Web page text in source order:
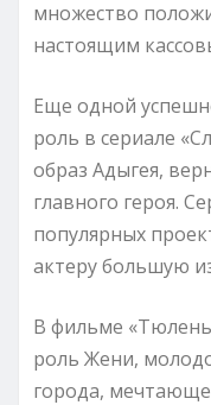
множество
настоящим
Еще одной
роль в сериале
образ Адыгея,
главного героя.
популярных
актеру большую
В фильме
роль Жени,
города,